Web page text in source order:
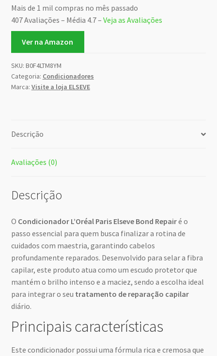
Mais de 1 mil compras no mês passado
407 Avaliações – Média 4.7 – Veja as Avaliações
Ver na Amazon
SKU: B0F4LTM8YM
Categoria: Condicionadores
Marca: Visite a loja ELSEVE
Descrição
Avaliações (0)
Descrição
O Condicionador L’Oréal Paris Elseve Bond Repairé o
passo essencial para quem busca finalizar a rotina de
cuidados com maestria, garantindo cabelos
profundamente reparados. Desenvolvido para selar a fibra
capilar, este produto atua como um escudo protetor que
mantém o brilho intenso e a maciez, sendo a escolha ideal
para integrar o seu tratamento de reparação capilar
diário.
Principais características
Este condicionador possui uma fórmula rica e cremosa que